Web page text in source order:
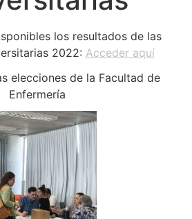
los resultados de las
2022: Acceder aquí
elecciones de la Facultad de
Enfermería